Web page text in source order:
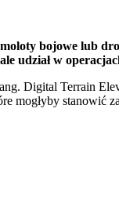
bojowe lub
udział w
Digital Terrain
mogłyby stanowić